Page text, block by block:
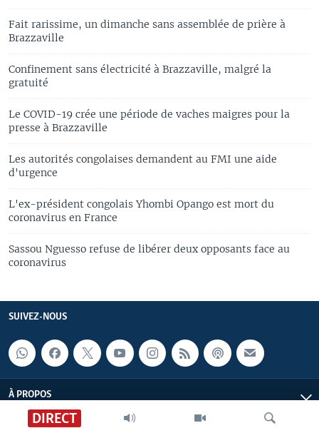
DIRECT
Fait rarissime, un dimanche sans assemblée de prière à
Brazzaville
Confinement sans électricité à Brazzaville, malgré la
gratuité
Le COVID-19 crée une période de vaches maigres pour la
presse à Brazzaville
Les autorités congolaises demandent au FMI une aide
d'urgence
L'ex-président congolais Yhombi Opango est mort du
coronavirus en France
Sassou Nguesso refuse de libérer deux opposants face au
coronavirus
SUIVEZ-NOUS
À PROPOS